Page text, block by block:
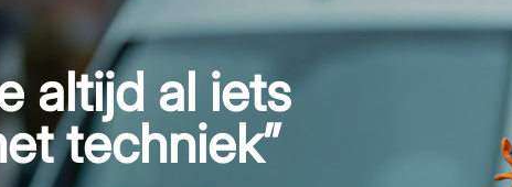
altijd al iets
techniek”